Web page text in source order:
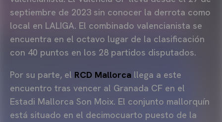
septiembre de 2023 sin conocer la derrota como
local en LALIGA. El combinado valencianista se
encuentra en el octavo lugar de la clasificación
con 40 puntos en los 28 partidos disputados.
Por su parte, el RCD Mallorca llega a este
encuentro tras vencer al Granada CF en el
Estadi Mallorca Son Moix. El conjunto mallorquín
está situado en el decimocuarto puesto de la